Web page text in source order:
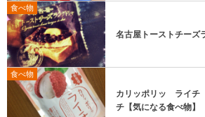
食べ物
名古屋トーストチーズ
食べ物
カリッポリッ ライチ
チ【気になる食べ物】